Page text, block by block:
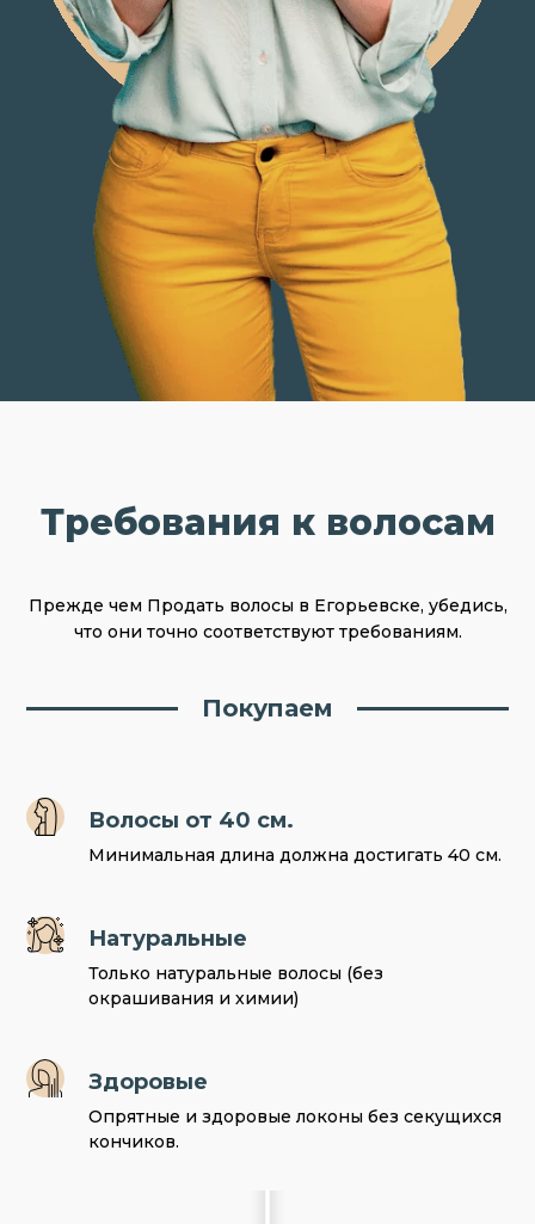
Требования к волосам
Прежде чем Продать волосы в Егорьевске, убедись,
что они точно соответствуют требованиям.
Покупаем
Волосы от 40 см.
Минимальная длина должна достигать 40 см.
Натуральные
Только натуральные волосы (без
окрашивания и химии)
Здоровые
Опрятные и здоровые локоны без секущихся
кончиков.